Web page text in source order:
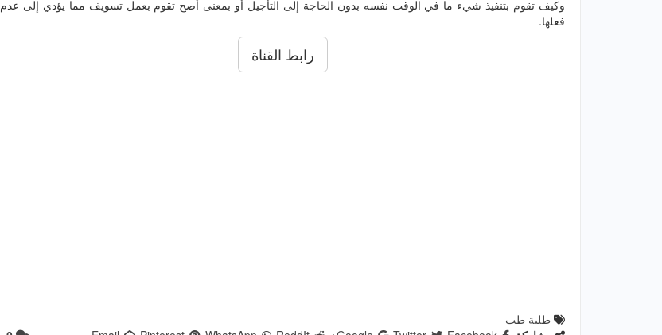
وكيف تقوم بتنفيذ شيء ما في الوقت نفسه بدون الحاجة إلى التأجيل أو بمعنى أصح تقوم بعمل تسويف مما يؤدي إلى عدم
فعلها.
رابط القناة
طلبة طب